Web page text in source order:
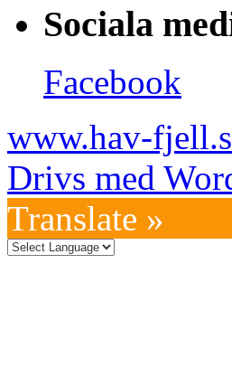
Sociala
Facebook
www.hav-
Drivs med
Translate »